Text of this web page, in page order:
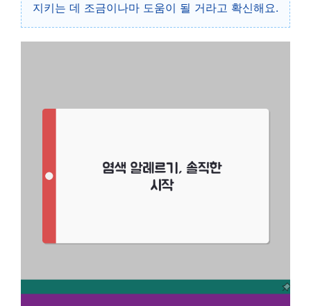
지키는 데 조금이나마 도움이 될 거라고 확신해요.